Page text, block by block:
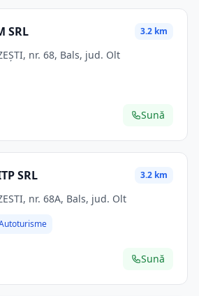
SRL 3.2 km
nr. 68, Bals, jud. Olt
Sună
SRL 3.2 km
nr. 68A, Bals, jud. Olt
Sună